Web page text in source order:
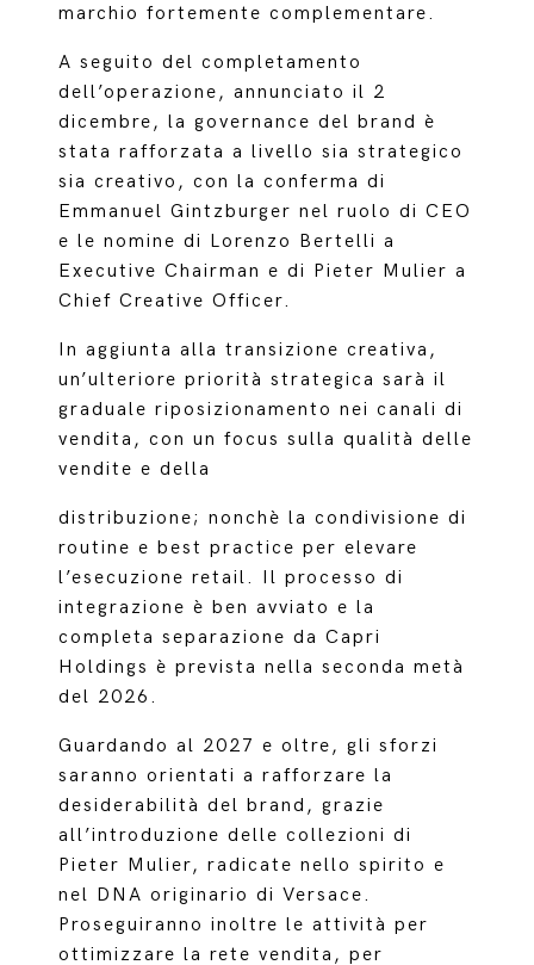
marchio fortemente complementare.
A seguito del completamento
dell’operazione, annunciato il 2
dicembre, la governance del brand è
stata rafforzata a livello sia strategico
sia creativo, con la conferma di
Emmanuel Gintzburger nel ruolo di CEO
e le nomine di Lorenzo Bertelli a
Executive Chairman e di Pieter Mulier a
Chief Creative Officer.
In aggiunta alla transizione creativa,
un’ulteriore priorità strategica sarà il
graduale riposizionamento nei canali di
vendita, con un focus sulla qualità delle
vendite e della
distribuzione; nonchè la condivisione di
routine e best practice per elevare
l’esecuzione retail. Il processo di
integrazione è ben avviato e la
completa separazione da Capri
Holdings è prevista nella seconda metà
del 2026.
Guardando al 2027 e oltre, gli sforzi
saranno orientati a rafforzare la
desiderabilità del brand, grazie
all’introduzione delle collezioni di
Pieter Mulier, radicate nello spirito e
nel DNA originario di Versace.
Proseguiranno inoltre le attività per
ottimizzare la rete vendita, per